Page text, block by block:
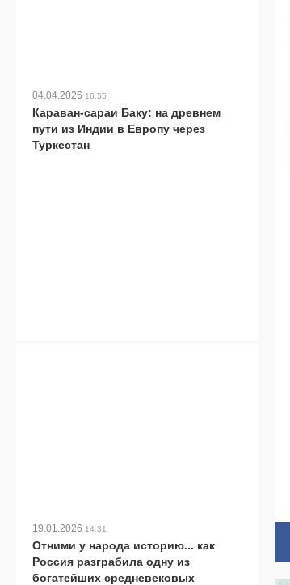
04.04.2026 16:55
Караван-сараи Баку: на древнем
пути из Индии в Европу через
Туркестан
19.01.2026 14:31
Отними у народа историю... как
Россия разграбила одну из
богатейших средневековых